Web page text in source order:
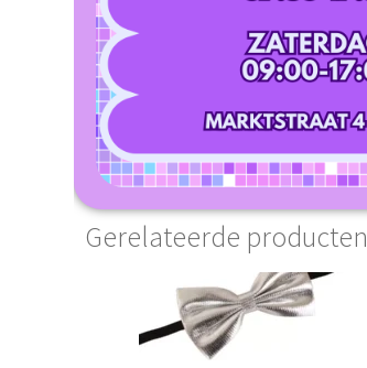
Gerelateerde producten